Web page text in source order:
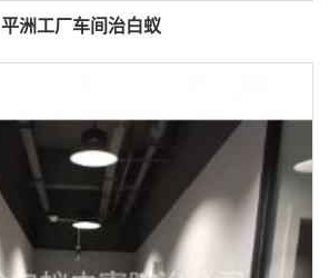
平洲工厂车间治白蚁